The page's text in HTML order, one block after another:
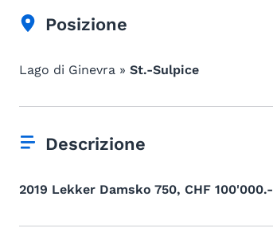
Posizione
Lago di Ginevra » St.-Sulpice
Descrizione
2019 Lekker Damsko 750, CHF 100'000.-